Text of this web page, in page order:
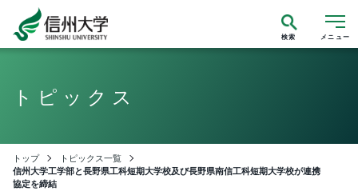
メニュー
検索
トピックス
トップ
トピックス一覧
信州大学工学部と長野県工科短期大学校及び長野県南信工科短期大学校が連携
協定を締結